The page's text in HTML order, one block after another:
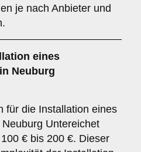
je nach Anbieter und
eines
Neuburg
für die Installation eines
Untereichet
€ bis 200 €. Dieser